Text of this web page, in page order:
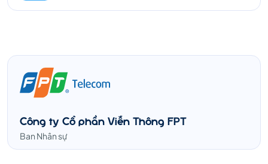
Công ty Cổ phần Viễn Thông FPT
Ban Nhân sự